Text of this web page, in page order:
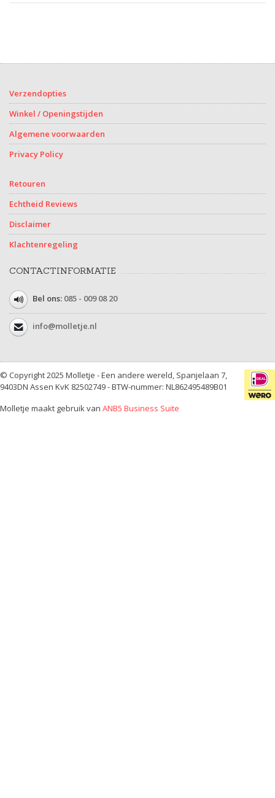
Verzendopties
Winkel / Openingstijden
Algemene voorwaarden
Privacy Policy
Retouren
Echtheid Reviews
Disclaimer
Klachtenregeling
CONTACTINFORMATIE
Bel ons: 085 - 009 08 20
info@molletje.nl
© Copyright 2025 Molletje - Een andere wereld, Spanjelaan 7,
9403DN Assen KvK 82502749 - BTW-nummer: NL862495489B01
Molletje maakt gebruik van ANB5 Business Suite